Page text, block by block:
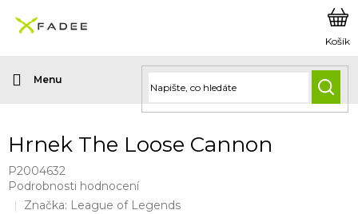
obsah
Hrnek The Loose Cannon
P2004632
Průměrné
hodnocení
Podrobnosti hodnocení
Značka: League of Legends